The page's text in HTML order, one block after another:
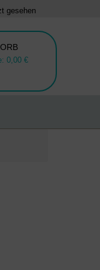
gesehen
0,00 €